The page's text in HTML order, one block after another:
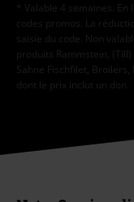
* Valable 4 semaines. En
codes promos. La
saisie du code. Non
produits Rammstein,
Sahne Fischfilet,
dont le prix inclut un don.